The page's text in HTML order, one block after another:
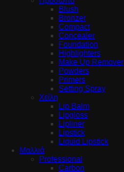
Blush
Bronzer
Compact
Concealer
Foundation
Highlighters
Make Up Remover
Powders
Primers
Setting Spray
Χείλη
Lip Balm
Lipgloss
Lipliner
Lipstick
Liquid Lipstick
Μαλλιά
Professional
Carbon